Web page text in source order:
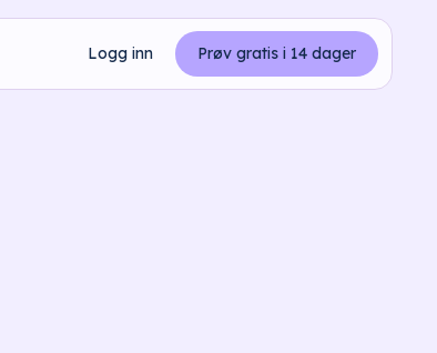
Logg inn Prøv gratis i 14 dager